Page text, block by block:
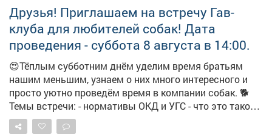
беде, сотрудники ведомства доставили в Центр
помощи диким и экзотическим животным. Там они
прошли лечение и длительную реабилитацию под
наблюдением ветеринаров. После восстановления
каждого обитателя леса проверили – сможет ли он
самостоятельно выживать в природе. Только после
подтверждения готовности их выпустили на волю.
Друзья! Приглашаем на встречу Гав-
клуба для любителей собак! Дата
проведения - суббота 8 августа в 14:00.
😍Тёплым субботним днём уделим время братьям
нашим меньшим, узнаем о них много интересного и
просто уютно проведём время в компании собак. 🐕
Темы встречи: - нормативы ОКД и УГС - что это такое и
для чего нужны; - обучение собаки командам - личный
опыт владельцев. 💖 Дети и взрослые смогут